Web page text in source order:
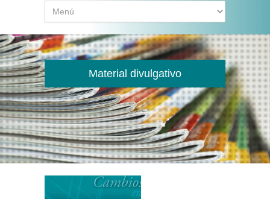
Material divulgativo